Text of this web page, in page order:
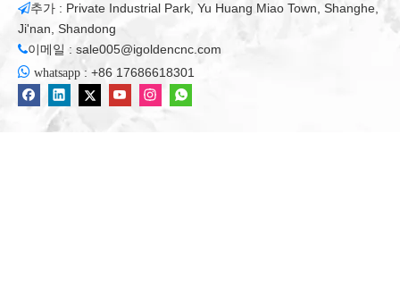
추가 : Private Industrial Park, Yu Huang Miao Town, Shanghe,
Ji'nan, Shandong
이메일 : sale005@igoldencnc.com
 whatsapp : +86 17686618301